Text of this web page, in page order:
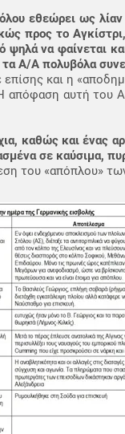
εθεώρει ως λίαν
προς το
ψηλά να φαίνεται
τα Α/Α πολυβόλα
και η
απόφαση αυτή του
καθώς και ένας
σε καύσιμα,
του «απόπλου»